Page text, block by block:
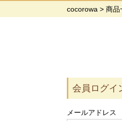
cocorowa > 商品
会員ログイ
メールアドレス